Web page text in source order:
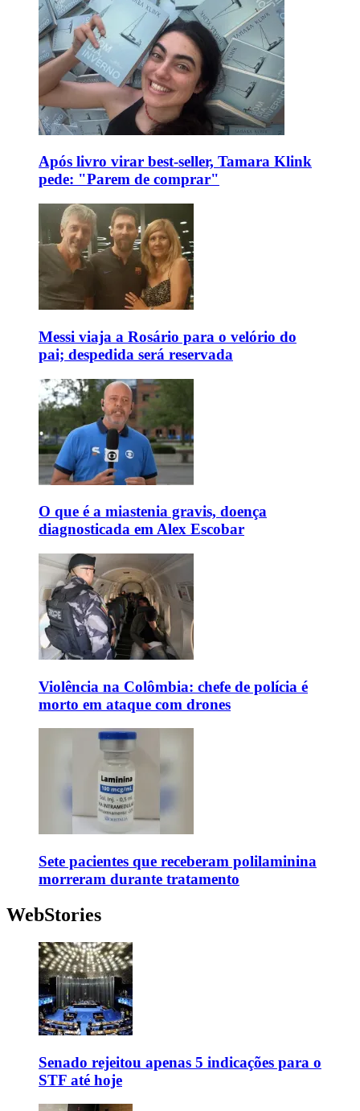
Após livro virar best-seller, Tamara Klink
pede: "Parem de comprar"
Messi viaja a Rosário para o velório do
pai; despedida será reservada
O que é a miastenia gravis, doença
diagnosticada em Alex Escobar
Violência na Colômbia: chefe de polícia é
morto em ataque com drones
Sete pacientes que receberam polilaminina
morreram durante tratamento
WebStories
Senado rejeitou apenas 5 indicações para o
STF até hoje